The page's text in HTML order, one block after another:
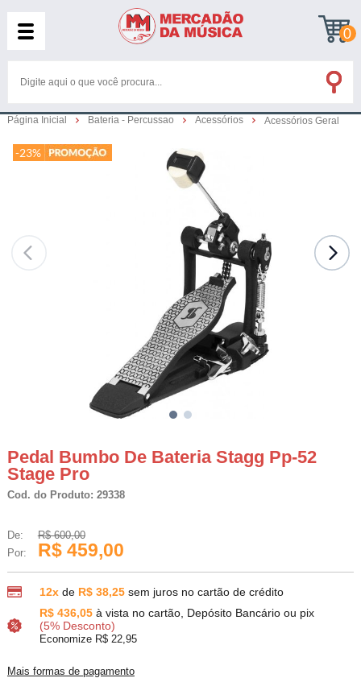
0
Página Inicial Bateria - Percussao Acessórios Acessórios Geral
-23%
Pedal Bumbo De Bateria Stagg Pp-52
Stage Pro
Cod. do Produto: 29338
De:
R$ 600,00
Por:
R$ 459,00
12xde R$ 38,25 sem juros no cartão de crédito
R$ 436,05 à vista no cartão, Depósito Bancário ou pix
(5% Desconto)
Economize R$ 22,95
Mais formas de pagamento